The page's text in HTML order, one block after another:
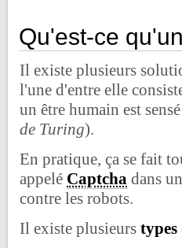
Qu'est-ce
Il existe plusieurs
l'une d'entre elle
un être humain est
de Turing).
En pratique, ça se fait
appelé Captcha dans
contre les robots.
Il existe plusieurs types